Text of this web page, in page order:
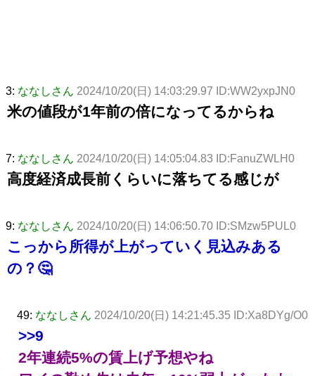
3: ななしさん 2024/10/20(日) 14:03:29.97 ID:WW2yxpJN0
米の値段が1年前の倍になってるからね
7: ななしさん 2024/10/20(日) 14:05:04.83 ID:FanuZWLH0
高度経済成長前くらいに落ちてる感じが
9: ななしさん 2024/10/20(日) 14:06:50.70 ID:SMzw5PUL0
こっから所得が上がっていく見込みある
の？🤔
49: ななしさん 2024/10/20(日) 14:21:45.35 ID:Xa8DYg/O0
>>9
2年連続5%の賃上げ予想やね